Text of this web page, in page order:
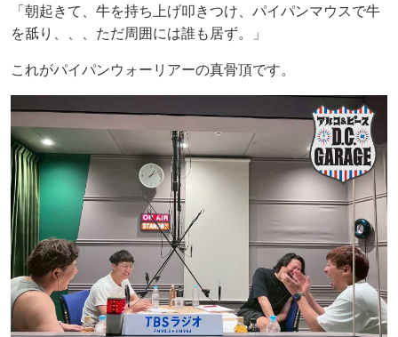
「朝起きて、牛を持ち上げ叩きつけ、パイパンマウスで牛
を舐り、、、ただ周囲には誰も居ず。」
これがパイパンウォーリアーの真骨頂です。